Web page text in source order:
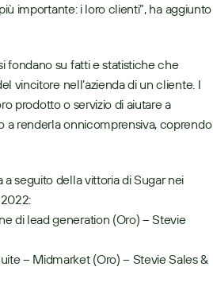
importante: i loro clienti”, ha aggiunto
fondano su fatti e statistiche che
vincitore nell’azienda di un cliente. I
prodotto o servizio di aiutare a
a renderla onnicomprensiva, coprendo
seguito della vittoria di Sugar nei
di lead generation (Oro) – Stevie
– Midmarket (Oro) – Stevie Sales &